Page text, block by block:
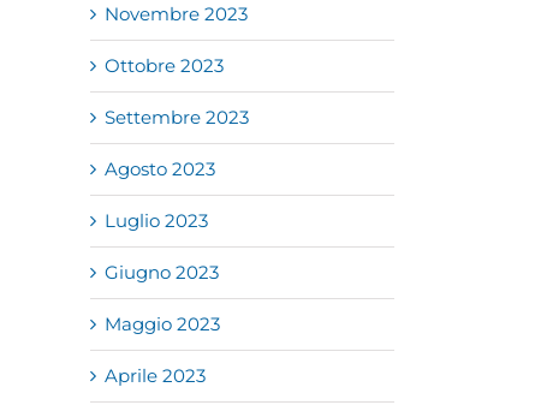
Novembre 2023
Ottobre 2023
Settembre 2023
Agosto 2023
Luglio 2023
Giugno 2023
Maggio 2023
Aprile 2023